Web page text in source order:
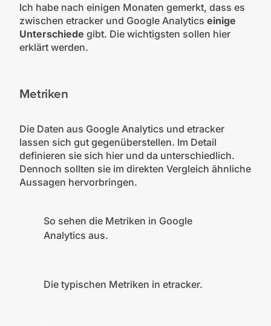
Ich habe nach einigen Monaten gemerkt, dass es
zwischen etracker und Google Analytics einige
Unterschiede gibt. Die wichtigsten sollen hier
erklärt werden.
Metriken
Die Daten aus Google Analytics und etracker
lassen sich gut gegenüberstellen. Im Detail
definieren sie sich hier und da unterschiedlich.
Dennoch sollten sie im direkten Vergleich ähnliche
Aussagen hervorbringen.
So sehen die Metriken in Google
Analytics aus.
Die typischen Metriken in etracker.